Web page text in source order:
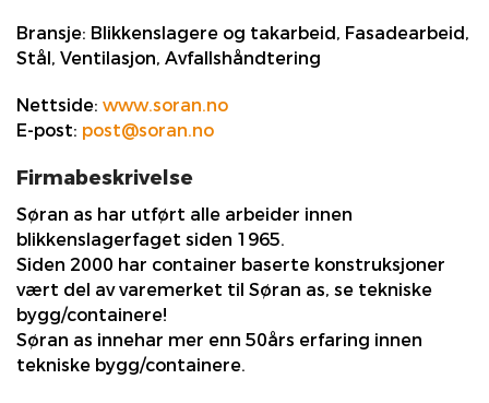
Bransje: Blikkenslagere og takarbeid, Fasadearbeid,
Stål, Ventilasjon, Avfallshåndtering
Nettside: www.soran.no
E-post: post@soran.no
Firmabeskrivelse
Søran as har utført alle arbeider innen
blikkenslagerfaget siden 1965.
Siden 2000 har container baserte konstruksjoner
vært del av varemerket til Søran as, se tekniske
bygg/containere!
Søran as innehar mer enn 50års erfaring innen
tekniske bygg/containere.